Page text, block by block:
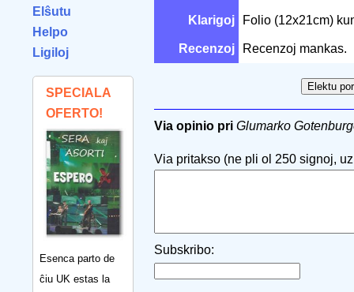
Elŝutu
Helpo
Ligiloj
SPECIALA
OFERTO!
Esenca parto de
ĉiu UK estas la
Klarigoj Folio (12x21cm)
Recenzoj Recenzoj mankas.
Via opinio pri Glumarko
Via pritakso (ne pli ol 250 signoj,
Subskribo: